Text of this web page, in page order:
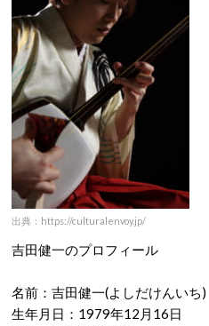
出典：https://culturalenvoy.jp/
吉田健一のプロフィール
名前：吉田健一(よしだけんいち)
生年月日：1979年12月16日